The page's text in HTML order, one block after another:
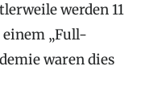
werden 11
„Full-
waren dies